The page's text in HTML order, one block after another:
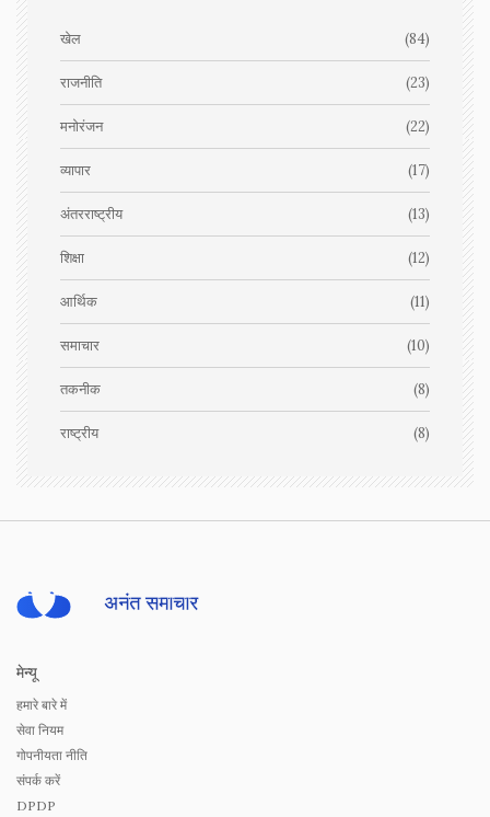
खेल (84)
राजनीति (23)
मनोरंजन (22)
व्यापार (17)
अंतरराष्ट्रीय (13)
शिक्षा (12)
आर्थिक (11)
समाचार (10)
तकनीक (8)
राष्ट्रीय (8)
मेन्यू
हमारे बारे में
सेवा नियम
गोपनीयता नीति
संपर्क करें
DPDP